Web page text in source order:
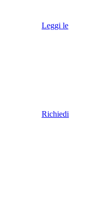
Leggi le
Richiedi